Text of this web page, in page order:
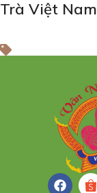
Trà Việt Nam